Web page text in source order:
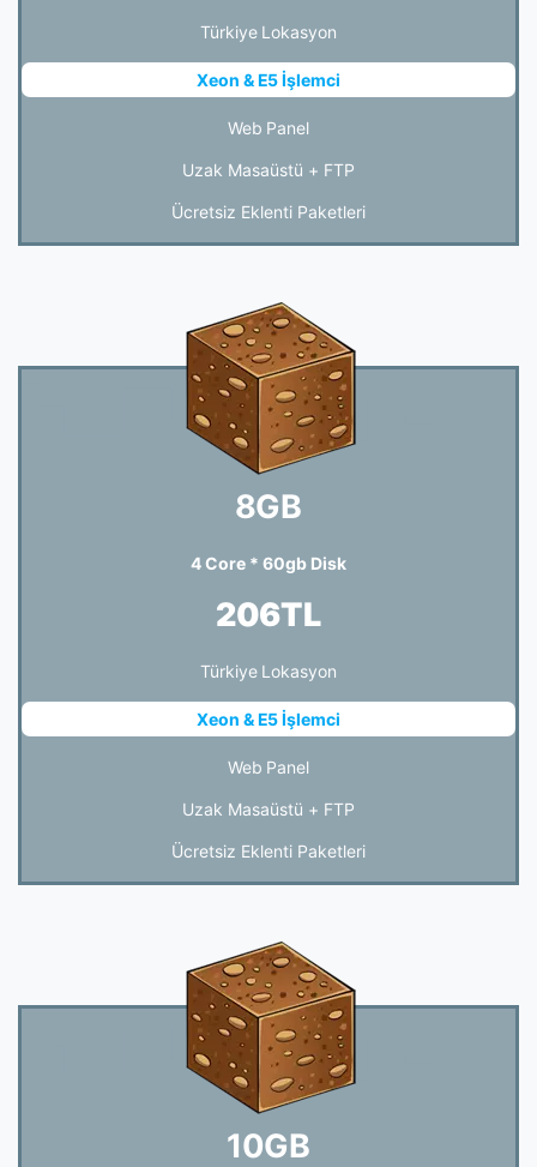
Türkiye Lokasyon
Xeon & E5 İşlemci
Web Panel
Uzak Masaüstü + FTP
Ücretsiz Eklenti Paketleri
8GB
4 Core * 60gb Disk
206TL
Türkiye Lokasyon
Xeon & E5 İşlemci
Web Panel
Uzak Masaüstü + FTP
Ücretsiz Eklenti Paketleri
10GB